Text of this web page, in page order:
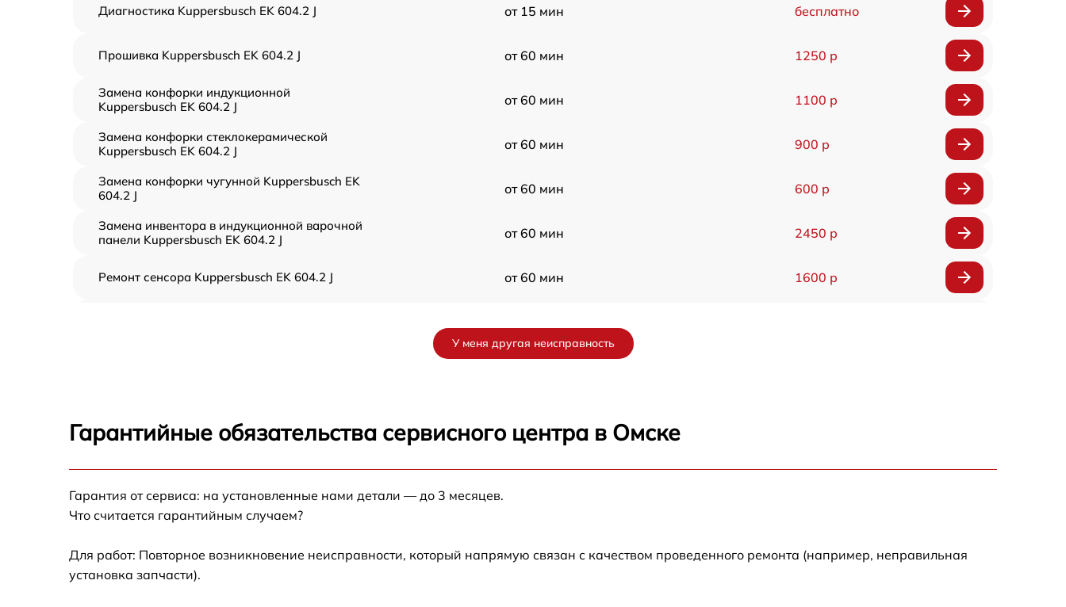
Диагностика Kuppersbusch EK 604.2 J от 15 мин бесплатно
Прошивка Kuppersbusch EK 604.2 J от 60 мин 1250 р
Замена конфорки индукционной
Kuppersbusch EK 604.2 J
от 60 мин 1100 р
Замена конфорки стеклокерамической
Kuppersbusch EK 604.2 J
от 60 мин 900 р
Замена конфорки чугунной Kuppersbusch EK
604.2 J
от 60 мин 600 р
Замена инвентора в индукционной варочной
панели Kuppersbusch EK 604.2 J
от 60 мин 2450 р
Ремонт сенсора Kuppersbusch EK 604.2 J от 60 мин 1600 р
Замена сенсора Kuppersbusch EK 604.2 J
У меня другая неисправность
Гарантийные обязательства сервисного центра в Омске
Гарантия от сервиса: на установленные нами детали — до 3 месяцев.
Что считается гарантийным случаем?
Для работ: Повторное возникновение неисправности, который напрямую связан с качеством проведенного ремонта (например, неправильная
установка запчасти).